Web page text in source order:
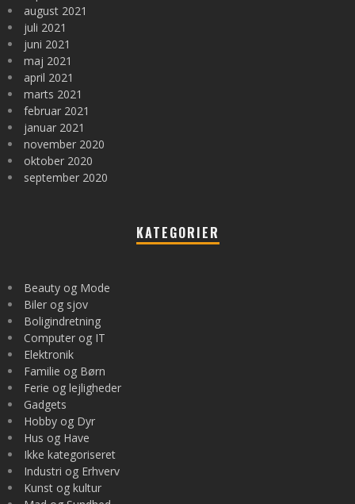
august 2021
juli 2021
juni 2021
maj 2021
april 2021
marts 2021
februar 2021
januar 2021
november 2020
oktober 2020
september 2020
KATEGORIER
Beauty og Mode
Biler og sjov
Boligindretning
Computer og IT
Elektronik
Familie og Børn
Ferie og lejligheder
Gadgets
Hobby og Dyr
Hus og Have
Ikke kategoriseret
Industri og Erhverv
Kunst og kultur